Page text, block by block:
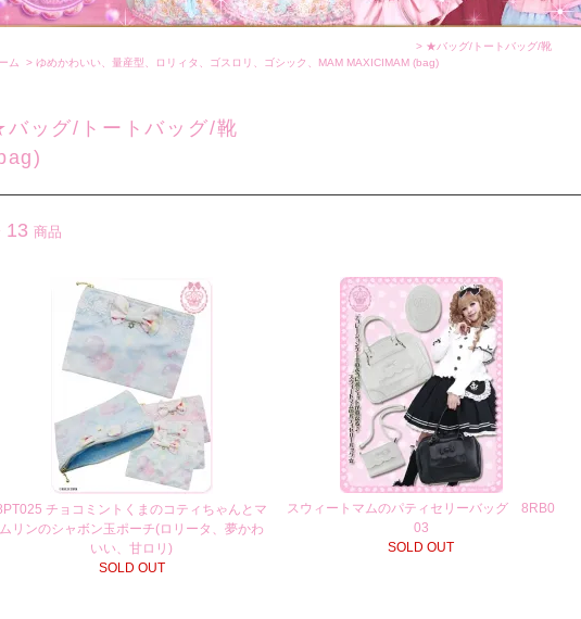
ム > ゆめかわいい、量産型、ロリィタ、ゴスロリ、ゴシック、MAM MAXICIMAM
> ★バッグ/トートバッグ/靴
(bag)
ッグ/トートバッグ/靴
13 商品
チョコミントくまのコティちゃんとマ
ムリンのシャボン玉ポーチ(ロリータ、夢かわ
いい、甘ロリ)
SOLD OUT
スウィートマムのパティセリーバッグ 8RB0
03
SOLD OUT